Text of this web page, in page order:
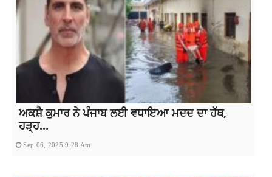
ਅਕਸ਼ੈ ਕੁਮਾਰ ਨੇ ਪੰਜਾਬ ਲਈ ਵਧਾਇਆ ਮਦਦ ਦਾ ਹੱਥ,
ਹੜ੍ਹ...
Sep 06, 2025 9:28 Am